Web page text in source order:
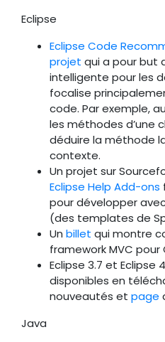
Eclipse
Eclipse Code
projet qui a pour but
intelligente pour les
focalise
code. Par exemple,
les méthodes d’une
déduire la méthode
contexte.
Un projet sur
Eclipse Help Add-ons
pour développer
(des templates de
Un billet qui montre
framework MVC pour
Eclipse 3.7 et Eclipse
disponibles en
nouveautés et page
Java